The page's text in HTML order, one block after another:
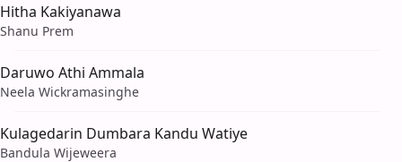
Hitha Kakiyanawa
Shanu Prem
Daruwo Athi Ammala
Neela Wickramasinghe
Kulagedarin Dumbara Kandu Watiye
Bandula Wijeweera